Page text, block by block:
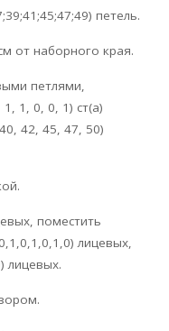
петель.
от наборного края.
петлями,
1, 0, 0, 1) ст(а)
42, 45, 47, 50)
поместить
лицевых,
лицевых.